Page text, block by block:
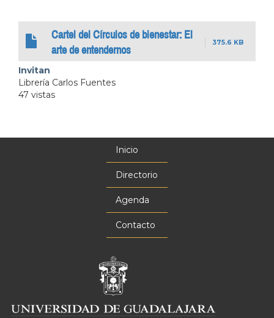
Cartel del Círculos de bienestar: El
arte de entendernos
375.6 KB
Invitan
Librería Carlos Fuentes
47 vistas
Inicio
Directorio
Agenda
Contacto